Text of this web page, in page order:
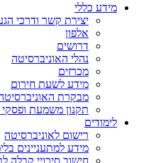
מידע כללי
יצירת קשר ודרכי
אלפון
דרושים
נהלי האוניברסיטה
מכרזים
מידע לשעת חירום
מבקרת
תקנון משמעת ופסקי
לימודים
רישום לאוניברסיטה
מידע למתעניינים
חישוב סיכויי קבלה